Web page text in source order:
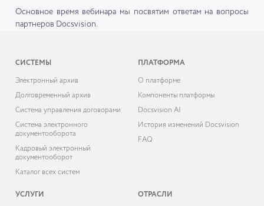
Основное время вебинара мы посвятим ответам на вопросы
партнеров Docsvision.
СИСТЕМЫ
Электронный архив
Долговременный архив
Система управления договорами
Система электронного
документооборота
Кадровый электронный
документооборот
Каталог всех систем
ПЛАТФОРМА
О платформе
Компоненты платформы
Docsvision AI
История изменений Docsvision
FAQ
УСЛУГИ ОТРАСЛИ